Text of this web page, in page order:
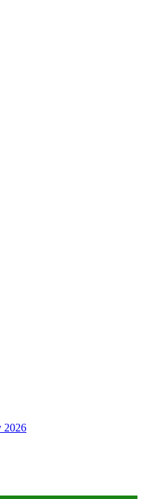
2026